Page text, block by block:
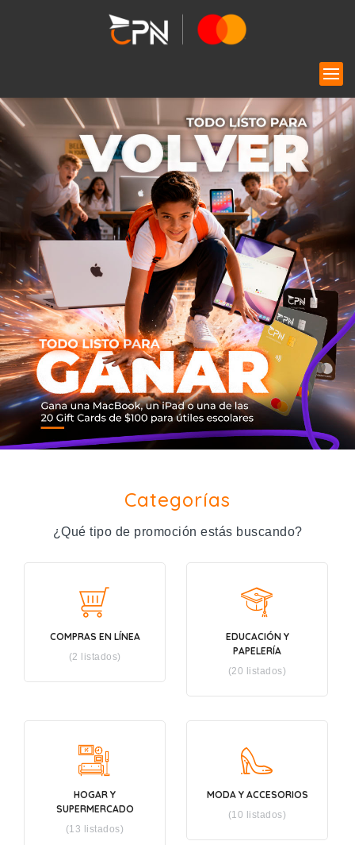
Categorías
¿Qué tipo de promoción estás buscando?
COMPRAS EN LÍNEA
(2 listados)
EDUCACIÓN Y
PAPELERÍA
(20 listados)
HOGAR Y
SUPERMERCADO
(13 listados)
MODA Y ACCESORIOS
(10 listados)